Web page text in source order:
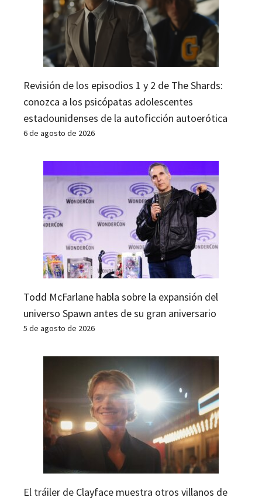
Revisión de los episodios 1 y 2 de The Shards:
conozca a los psicópatas adolescentes
estadounidenses de la autoficción autoerótica
6 de agosto de 2026
Todd McFarlane habla sobre la expansión del
universo Spawn antes de su gran aniversario
5 de agosto de 2026
El tráiler de Clayface muestra otros villanos de